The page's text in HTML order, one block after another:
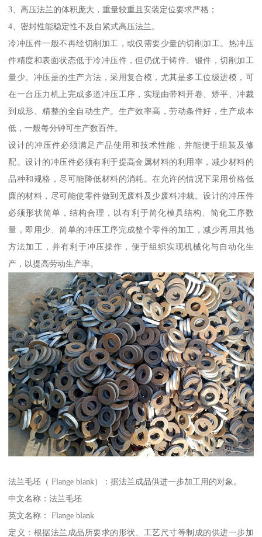
3、高压法兰的体积庞大，重量较重且安装定位要求严格；
4、密封性能稳定性不及自紧式高压法兰。
冷冲压件一般不再经切削加工，或仅需要少量的切削加工。热冲压
件精度和表面状态低于冷冲压件，但仍优于铸件、锻件，切削加工
量少。冲压是的生产方法，采用复合模，尤其是多工位级进模，可
在一台压力机上完成多道冲压工序，实现由带料开卷、矫平、冲裁
到成形、精整的全自动生产。生产效率高，劳动条件好，生产成本
低，一般每分钟可生产数百件。
设计的冲压件必须满足产品使用和技术性能，并能便于组装及修
配。设计的冲压件必须有利于提高金属材料的利用率，减少材料的
品种和规格，尽可能降低材料的消耗。在允许的情况下采用价格低
廉的材料，尽可能使零件做到无废料及少废料冲裁。设计的冲压件
必须形状简单，结构合理，以有利于简化模具结构、简化工序数
量，即用少、简单的冲压工序完成整个零件的加工，减少再用其他
方法加工，并有利于冲压操作，便于组织实现机械化与自动化生
产，以提高劳动生产率。
法兰毛坯（ Flange blank）：据法兰成品供进一步加工用的对象。
中文名称：法兰毛坯
英文名称： Flange blank
定义：根据法兰成品所要求的形状、工艺尺寸等制成的供进一步加